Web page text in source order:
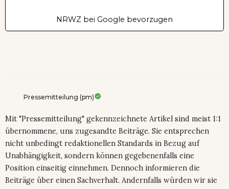
NRWZ bei Google bevorzugen
Pressemitteilung (pm)
Mit "Pressemitteilung" gekennzeichnete Artikel sind meist 1:1
übernommene, uns zugesandte Beiträge. Sie entsprechen
nicht unbedingt redaktionellen Standards in Bezug auf
Unabhängigkeit, sondern können gegebenenfalls eine
Position einseitig einnehmen. Dennoch informieren die
Beiträge über einen Sachverhalt. Andernfalls würden wir sie